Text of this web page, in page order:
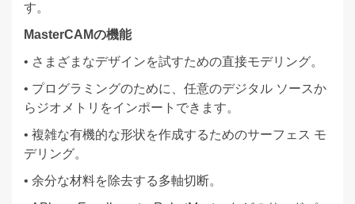
す。
MasterCAMの機能
• さまざまなデザインを試すための直接モデリング。
• プログラミングのために、任意のデジタル ソースか
らジオメトリをインポートできます。
• 複雑な有機的な形状を作成するためのサーフェス モ
デリング。
• 余分な材料を除去する多軸切断。